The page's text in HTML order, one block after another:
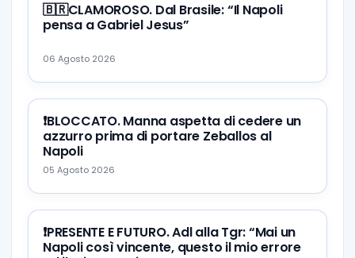
🇧🇷CLAMOROSO. Dal Brasile: “Il Napoli
pensa a Gabriel Jesus”
06 Agosto 2026
❗️BLOCCATO. Manna aspetta di cedere un
azzurro prima di portare Zeballos al
Napoli
05 Agosto 2026
❗️PRESENTE E FUTURO. Adl alla Tgr: “Mai un
Napoli così vincente, questo il mio errore